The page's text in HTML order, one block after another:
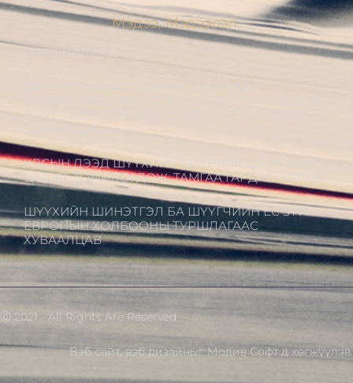
Мэдээ, Мэдээлэл
МЭНДЧИЛГЭЭ
ШҮҮГЧДИЙН ХОЛБООНЫ УДИРДАХ
СОЛИЛЦОВ
УЛСЫН ДЭЭД ШҮҮХИЙН ЕРӨНХИЙ ШҮҮГЧЭЭР
Ц.ЦОГТ ТОМИЛОГДОЖ, ТАМГАА ГАРДАН АВЛАА
ШҮҮХИЙН ШИНЭТГЭЛ БА ШҮҮГЧИЙН ЁС ЗҮЙ:
ЕВРОПЫН ХОЛБООНЫ ТУРШЛАГААС
ХУВААЛЦАВ
Ⓒ 2021 - All Rights Are Reserved
Вэб сайт,вэб дизайныгМодив Софт д хөгжүүлэв.